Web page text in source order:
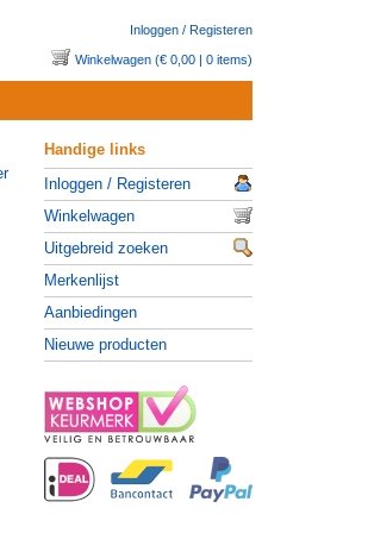
Inloggen / Registeren
Winkelwagen (€ 0,00 | 0 items)
Handige links
Inloggen / Registeren
Winkelwagen
Uitgebreid zoeken
Merkenlijst
Aanbiedingen
Nieuwe producten